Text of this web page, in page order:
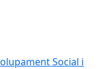
Social i